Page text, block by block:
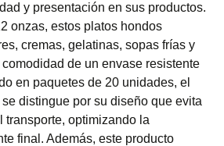
y presentación en sus productos.
onzas, estos platos hondos
cremas, gelatinas, sopas frías y
de un envase resistente
en paquetes de 20 unidades, el
distingue por su diseño que evita
transporte, optimizando la
final. Además, este producto